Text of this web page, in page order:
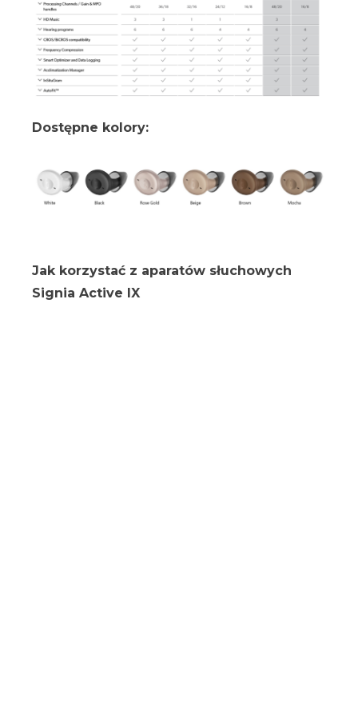
Dostępne kolory:
Jak korzystać z aparatów słuchowych
Signia Active IX